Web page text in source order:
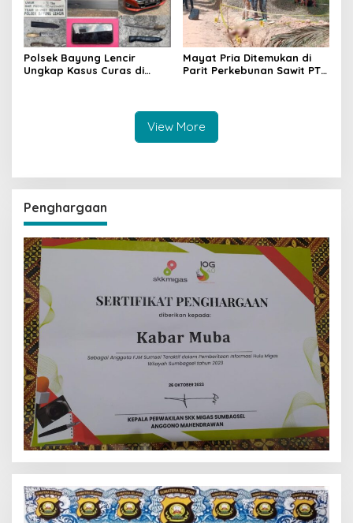
Polsek Bayung Lencir
Ungkap Kasus Curas di
Mayat Pria Ditemukan di
Parit Perkebunan Sawit PT
View More
Penghargaan